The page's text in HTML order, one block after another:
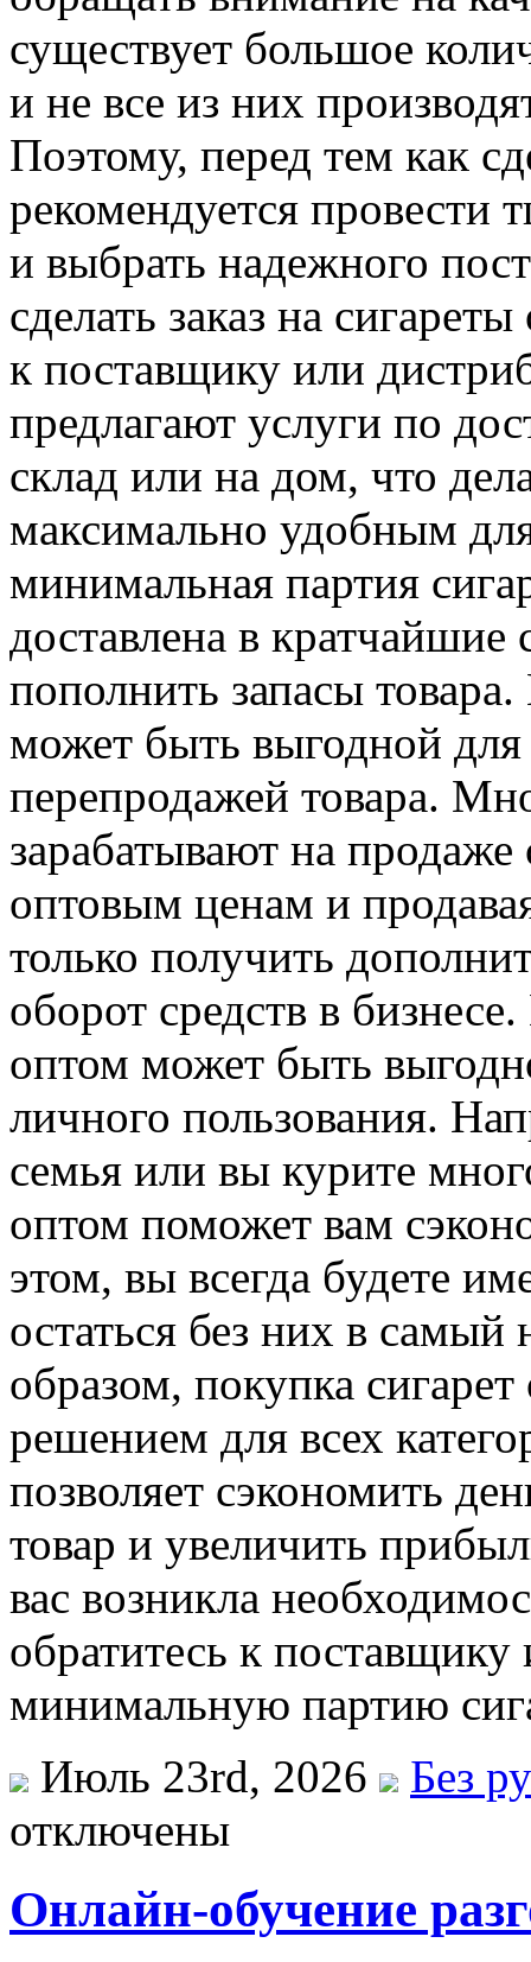
существует большое
и не все из них
Поэтому, перед тем как
рекомендуется провести
и выбрать надежного
сделать заказ на
к поставщику или
предлагают услуги по
склад или на дом, что
максимально удобным
минимальная партия
доставлена в
пополнить запасы
может быть выгодной для
перепродажей товара.
зарабатывают на продаже
оптовым ценам и
только получить
оборот средств в
оптом может быть
личного пользования.
семья или вы курите
оптом поможет вам
этом, вы всегда будете
остаться без них в
образом, покупка
решением для всех
позволяет сэкономить
товар и увеличить
вас возникла
обратитесь к поставщику
минимальную партию
Июль 23rd, 2026
Без
отключены
Онлайн-обучение